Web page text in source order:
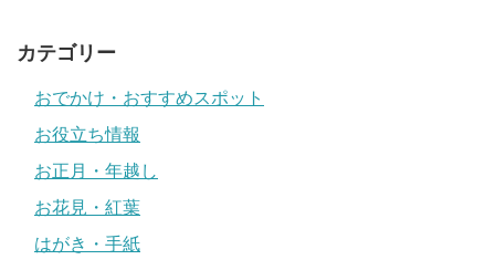
カテゴリー
おでかけ・おすすめスポット
お役立ち情報
お正月・年越し
お花見・紅葉
はがき・手紙